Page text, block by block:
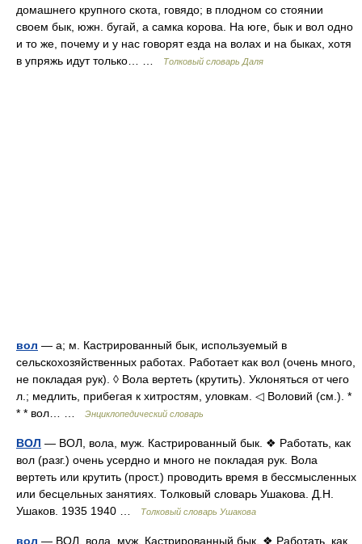
домашнего крупного скота, говядо; в плодном со стоянии
своем бык, южн. бугай, а самка корова. На юге, бык и вол одно
и то же, почему и у нас говорят езда на волах и на быках, хотя
в упряжь идут только… …
Толковый словарь Даля
вол — а; м. Кастрированный бык, используемый в
сельскохозяйственных работах. Работает как вол (очень много,
не покладая рук). ◊ Вола вертеть (крутить). Уклоняться от чего
л.; медлить, прибегая к хитростям, уловкам. ◁ Воловий (см.). *
* * вол… …
Энциклопедический словарь
ВОЛ — ВОЛ, вола, муж. Кастрированный бык. ❖ Работать, как
вол (разг.) очень усердно и много не покладая рук. Вола
вертеть или крутить (прост.) проводить время в бессмысленных
или бесцельных занятиях. Толковый словарь Ушакова. Д.Н.
Ушаков. 1935 1940 …
Толковый словарь Ушакова
вол — ВОЛ, вола, муж. Кастрированный бык. ❖ Работать, как